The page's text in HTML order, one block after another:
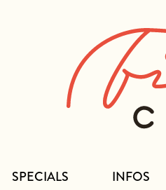
SPECIALS INFOS